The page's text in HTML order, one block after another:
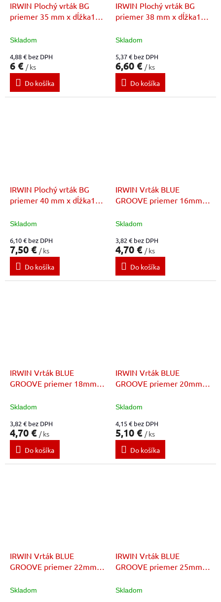
IRWIN Plochý vrták BG
priemer 35 mm x dĺžka152
Skladom
4,88 € bez DPH
6 € / ks
Do košíka
IRWIN Plochý vrták BG
priemer 38 mm x dĺžka152
Skladom
5,37 € bez DPH
6,60 € / ks
Do košíka
IRWIN Plochý vrták BG
priemer 40 mm x dĺžka152
Skladom
6,10 € bez DPH
7,50 € / ks
Do košíka
IRWIN Vrták BLUE
GROOVE priemer 16mm x
Skladom
3,82 € bez DPH
4,70 € / ks
Do košíka
IRWIN Vrták BLUE
GROOVE priemer 18mm x
Skladom
3,82 € bez DPH
4,70 € / ks
Do košíka
IRWIN Vrták BLUE
GROOVE priemer 20mm x
Skladom
4,15 € bez DPH
5,10 € / ks
Do košíka
IRWIN Vrták BLUE
GROOVE priemer 22mm x
Skladom
IRWIN Vrták BLUE
GROOVE priemer 25mm x
Skladom